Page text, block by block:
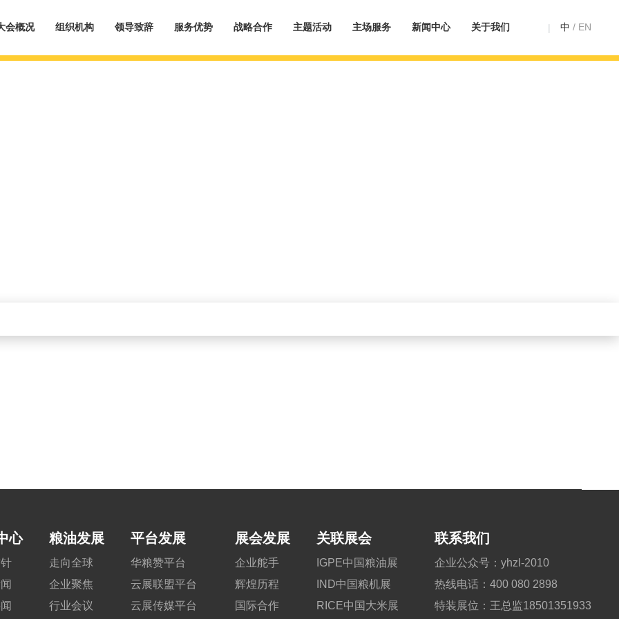
会概况 组织机构 领导致辞 服务优势 战略合作 主题活动 主场服务 新闻中心 关于我们 中 / EN
心 粮油发展
走向全球
企业聚焦
行业会议
平台发展
华粮赞平台
云展联盟平台
云展传媒平台
展会发展
企业舵手
辉煌历程
国际合作
关联展会
IGPE中国粮油展
IND中国粮机展
RICE中国大米展
联系我们
企业公众号：yhzl-2010
热线电话：400 080 2898
特装展位：王总监18501351933